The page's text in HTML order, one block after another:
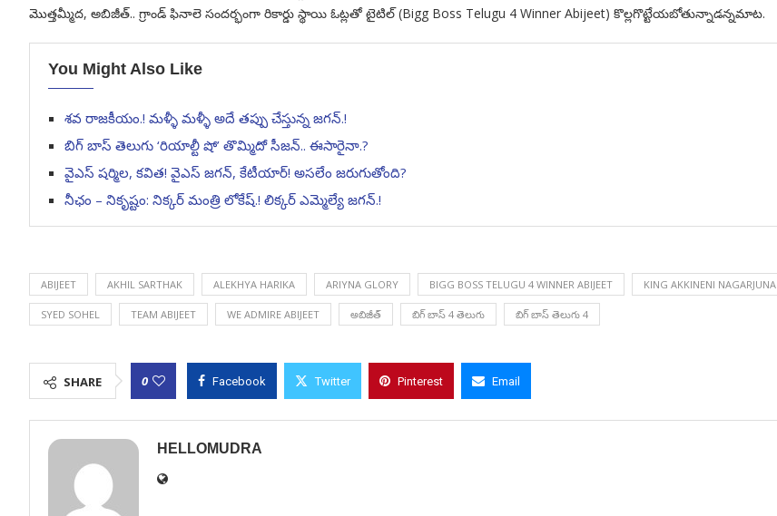
మొత్తమ్మీద, అబిజీత్‌.. గ్రాండ్‌ ఫినాలె సందర్భంగా రికార్డు స్థాయి ఓట్లతో టైటిల్‌ (Bigg Boss Telugu 4 Winner Abijeet) కొల్లగొట్టేయబోతున్నాడన్నమాట.
You Might Also Like
శవ రాజకీయం.! మళ్ళీ మళ్ళీ అదే తప్పు చేస్తున్న జగన్.!
బిగ్ బాస్ తెలుగు ‘రియాల్టీ షో’ తొమ్మిదో సీజన్.. ఈసారైనా.?
వైఎస్ షర్మిల, కవిత! వైఎస్ జగన్, కేటీయార్! అసలేం జరుగుతోంది?
నీఛం – నికృష్టం: నిక్కర్ మంత్రి లోకేష్.! లిక్కర్ ఎమ్మెల్యే జగన్.!
ABIJEET AKHIL SARTHAK ALEKHYA HARIKA ARIYNA GLORY BIGG BOSS TELUGU 4 WINNER ABIJEET KING AKKINENI NAGARJUNA
SYED SOHEL TEAM ABIJEET WE ADMIRE ABIJEET అబిజీత్ బిగ్ బాస్ 4 తెలుగు బిగ్ బాస్ తెలుగు 4
SHARE 0 Facebook Twitter Pinterest Email
HELLOMUDRA